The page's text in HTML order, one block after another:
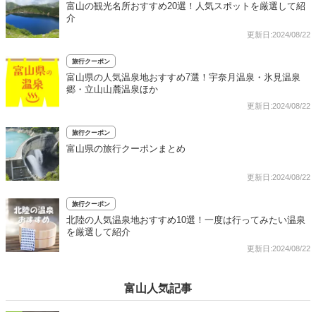
富山の観光名所おすすめ20選！人気スポットを厳選して紹
介
更新日:2024/08/22
旅行クーポン
富山県の人気温泉地おすすめ7選！宇奈月温泉・氷見温泉
郷・立山山麓温泉ほか
更新日:2024/08/22
旅行クーポン
富山県の旅行クーポンまとめ
更新日:2024/08/22
旅行クーポン
北陸の人気温泉地おすすめ10選！一度は行ってみたい温泉
を厳選して紹介
更新日:2024/08/22
富山人気記事